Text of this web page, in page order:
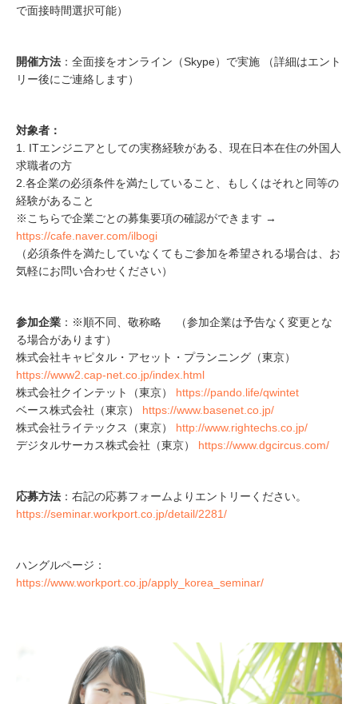
で面接時間選択可能）
開催方法 ：全面接をオンライン（Skype）で実施 （詳細はエント
リー後にご連絡します）
対象者：
1. ITエンジニアとしての実務経験がある、現在日本在住の外国人
求職者の方
2.各企業の必須条件を満たしていること、もしくはそれと同等の
経験があること
※こちらで企業ごとの募集要項の確認ができます →
https://cafe.naver.com/ilbogi
（必須条件を満たしていなくてもご参加を希望される場合は、お
気軽にお問い合わせください）
参加企業 ：※順不同、敬称略 （参加企業は予告なく変更とな
る場合があります）
株式会社キャピタル・アセット・プランニング（東京）
https://www2.cap-net.co.jp/index.html
株式会社クインテット（東京） https://pando.life/qwintet
ベース株式会社（東京） https://www.basenet.co.jp/
株式会社ライテックス（東京） http://www.rightechs.co.jp/
デジタルサーカス株式会社（東京） https://www.dgcircus.com/
応募方法 ：右記の応募フォームよりエントリーください。
https://seminar.workport.co.jp/detail/2281/
ハングルページ：
https://www.workport.co.jp/apply_korea_seminar/